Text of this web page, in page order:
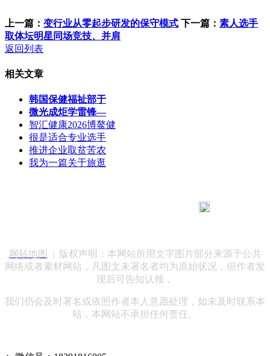
上一篇： 变行业从零起步研发的保守模式 下一篇： 素人选手
取体坛明星同场竞技、并肩
返回列表
相关文章
韩国保健福祉部于
微光成炬学雷锋—
智汇健康2026博鳌健
很是适合专业选手
推进企业取贫苦农
我为一篇关于旅逛
网站地图
| 版权声明：本网站所用文字图片部分来源于公共
网络或者素材网站，凡图文未署名者均为原始状况，但作者发
现后可告知认领，
我们仍会及时署名或依照作者本人意愿处理，如未及时联系本
站，本网站不承担任何责任。